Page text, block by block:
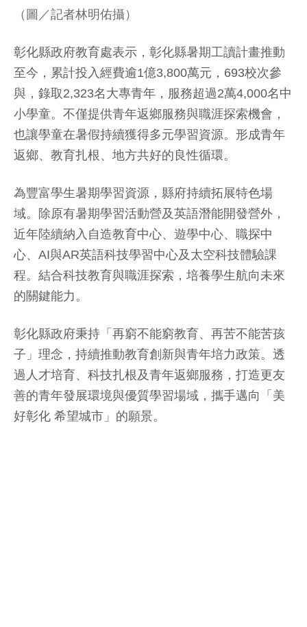
（圖／記者林明佑攝）
彰化縣政府教育處表示，彰化縣暑期工讀計畫推動
至今，累計投入經費逾1億3,800萬元，693校次參
與，錄取2,323名大專青年，服務超過2萬4,000名中
小學童。不僅提供青年返鄉服務與職涯探索機會，
也讓學童在暑假持續獲得多元學習資源。形成青年
返鄉、教育扎根、地方共好的良性循環。
為豐富學生暑期學習資源，縣府持續拓展特色場
域。除原有暑期學習活動營及英語潛能開發營外，
近年陸續納入自造教育中心、遊學中心、職探中
心、AI與AR英語科技學習中心及太空科技體驗課
程。結合科技教育與職涯探索，培養學生航向未來
的關鍵能力。
彰化縣政府秉持「再窮不能窮教育、再苦不能苦孩
子」理念，持續推動教育創新與青年培力政策。透
過人才培育、科技扎根及青年返鄉服務，打造更友
善的青年發展環境與優質學習場域，攜手邁向「美
好彰化 希望城市」的願景。